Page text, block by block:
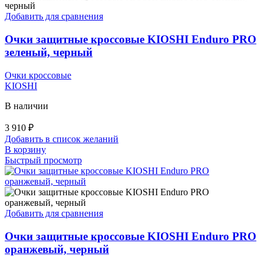
Добавить для сравнения
Очки защитные кроссовые KIOSHI Enduro PRO
зеленый, черный
Очки кроссовые
KIOSHI
В наличии
3 910 ₽
Добавить в список желаний
В корзину
Быстрый просмотр
Добавить для сравнения
Очки защитные кроссовые KIOSHI Enduro PRO
оранжевый, черный